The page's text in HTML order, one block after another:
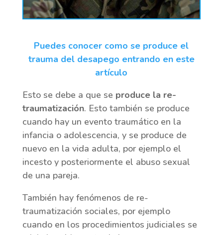
Puedes conocer como se produce el
trauma del desapego entrando en este
artículo
Esto se debe a que se produce la re-
traumatización. Esto también se produce
cuando hay un evento traumático en la
infancia o adolescencia, y se produce de
nuevo en la vida adulta, por ejemplo el
incesto y posteriormente el abuso sexual
de una pareja.
También hay fenómenos de re-
traumatización sociales, por ejemplo
cuando en los procedimientos judiciales se